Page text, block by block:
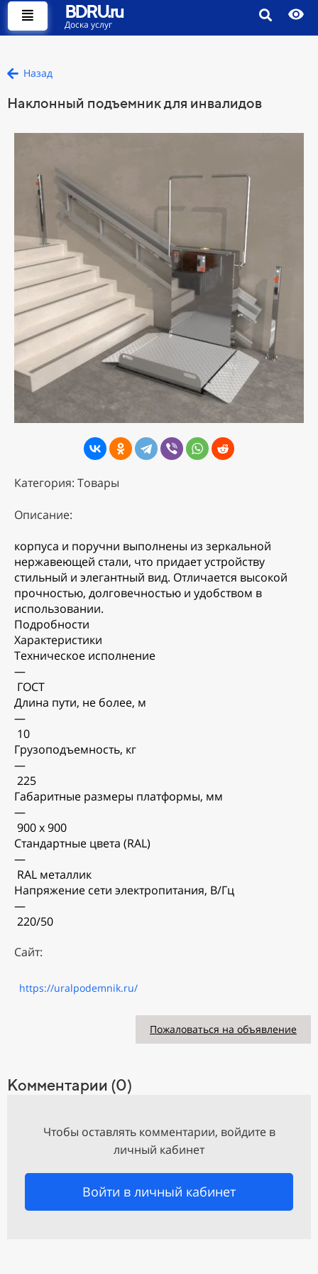
BDRU.ru
Доска услуг
Назад
Наклонный подъемник для инвалидов
Категория: Товары
Описание:
корпуса и поручни выполнены из зеркальной
нержавеющей стали, что придает устройству
стильный и элегантный вид. Отличается высокой
прочностью, долговечностью и удобством в
использовании.
Подробности
Характеристики
Техническое исполнение
—
ГОСТ
Длина пути, не более, м
—
10
Грузоподъемность, кг
—
225
Габаритные размеры платформы, мм
—
900 x 900
Стандартные цвета (RAL)
—
RAL металлик
Напряжение сети электропитания, В/Гц
—
220/50
Сайт:
https://uralpodemnik.ru/
Пожаловаться на объявление
Комментарии (0)
Чтобы оставлять комментарии, войдите в
личный кабинет
Войти в личный кабинет